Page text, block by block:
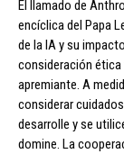
El llamado de
encíclica del Papa
de la IA y su
consideración ética
apremiante. A
considerar
desarrolle y se
domine. La